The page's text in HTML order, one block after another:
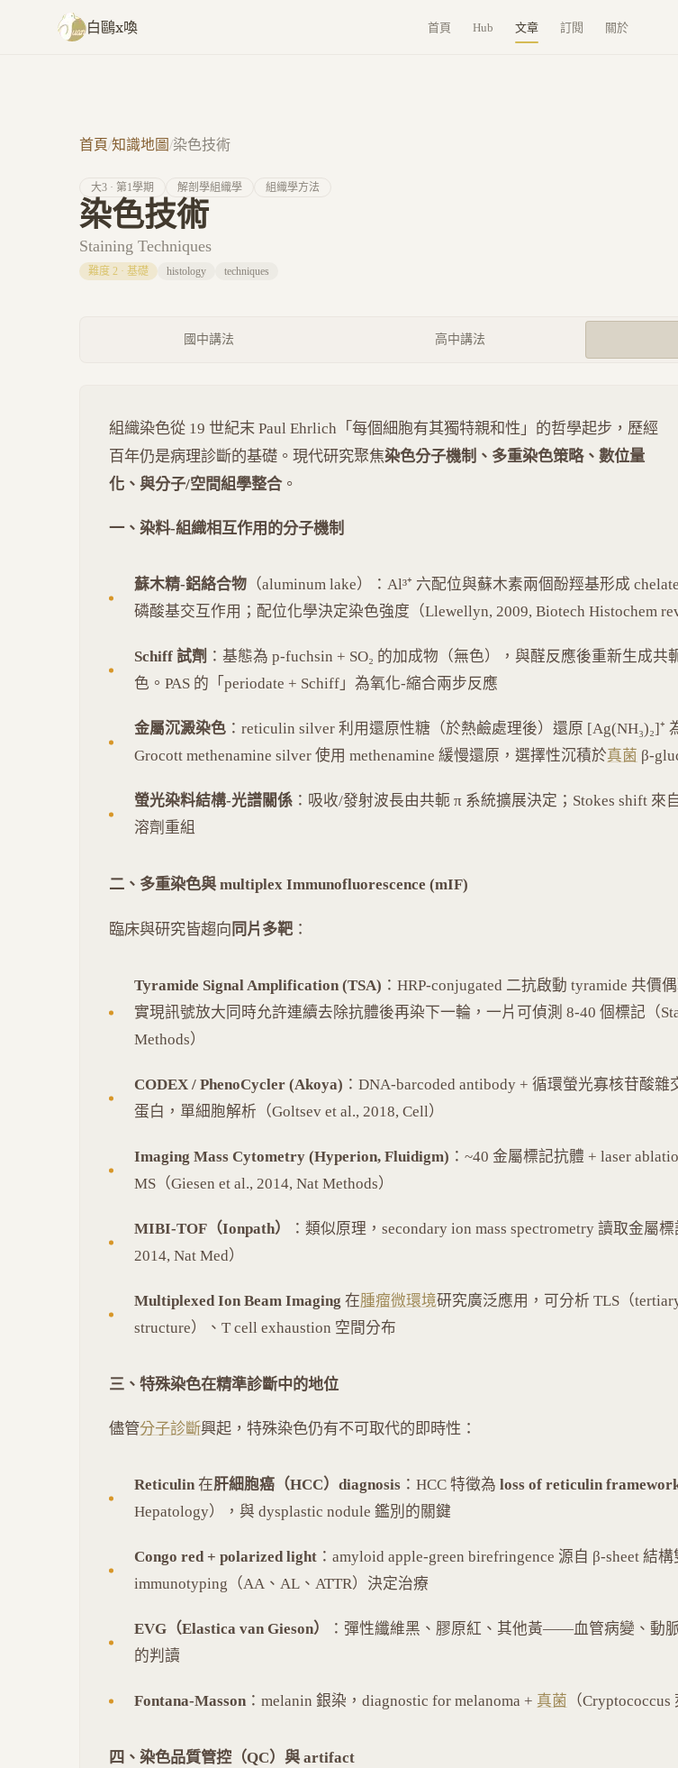
跳至主要內容
白鷗x喚 首頁 Hub 文章 訂閱 關於
首頁/知識地圖/染色技術
大3 · 第1學期 解剖學組織學 組織學方法
染色技術
Staining Techniques
難度 2 · 基礎 histology techniques
國中講法 高中講法
組織染色從 19 世紀末 Paul Ehrlich「每個細胞有其獨特親和性」的哲學起步，歷經
百年仍是病理診斷的基礎。現代研究聚焦染色分子機制、多重染色策略、數位量
化、與分子/空間組學整合。
一、染料-組織相互作用的分子機制
蘇木精-鋁絡合物 （aluminum lake）：Al³⁺ 六配位與蘇木素兩個酚羥基形成
磷酸基交互作用；配位化學決定染色強度（Llewellyn, 2009, Biotech Histochem
Schiff 試劑 ：基態為 p-fuchsin + SO₂ 的加成物（無色），與醛反應後重新生成
色。PAS 的「periodate + Schiff」為氧化-縮合兩步反應
金屬沉澱染色 ：reticulin silver 利用還原性糖（於熱鹼處理後）還原 [Ag(NH₃)₂]⁺
Grocott methenamine silver 使用 methenamine 緩慢還原，選擇性沉積於真菌 β-
螢光染料結構-光譜關係 ：吸收/發射波長由共軛 π 系統擴展決定；Stokes shift 來
溶劑重組
二、多重染色與 multiplex Immunofluorescence (mIF)
臨床與研究皆趨向 同片多靶 ：
Tyramide Signal Amplification (TSA) ：HRP-conjugated 二抗啟動 tyramide 共價
實現訊號放大同時允許連續去除抗體後再染下一輪，一片可偵測 8-40 個標記（
Methods）
CODEX / PhenoCycler (Akoya) ：DNA-barcoded antibody + 循環螢光寡核苷酸雜
蛋白，單細胞解析（Goltsev et al., 2018, Cell）
Imaging Mass Cytometry (Hyperion, Fluidigm) ：~40 金屬標記抗體 + laser
MS（Giesen et al., 2014, Nat Methods）
MIBI-TOF（Ionpath）
：類似原理，secondary ion mass spectrometry 讀取金屬
2014, Nat Med）
Multiplexed Ion Beam Imaging 在腫瘤微環境研究廣泛應用，可分析 TLS（
structure）、T cell exhaustion 空間分布
三、特殊染色在精準診斷中的地位
儘管分子診斷興起，特殊染色仍有不可取代的即時性：
Reticulin 在肝細胞癌（HCC）diagnosis ：HCC 特徵為 loss of reticulin
Hepatology），與 dysplastic nodule 鑑別的關鍵
Congo red + polarized light ：amyloid apple-green birefringence 源自 β-sheet 結
immunotyping（AA、AL、ATTR）決定治療
EVG（Elastica van Gieson）
：彈性纖維黑、膠原紅、其他黃——血管病變、動
的判讀
Fontana-Masson ：melanin 銀染，diagnostic for melanoma + 真菌 （Cryptococcus
四、染色品質管控（QC）與 artifact